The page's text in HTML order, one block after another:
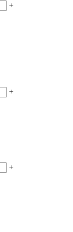
+
+
+